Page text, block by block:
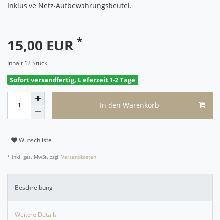
Inklusive Netz-Aufbewahrungsbeutel.
15,00 EUR *
Inhalt 12Stück
Sofort versandfertig, Lieferzeit 1-2 Tage
In den Warenkorb
Wunschliste
* inkl. ges. MwSt. zzgl. Versandkosten
Beschreibung
Weitere Details